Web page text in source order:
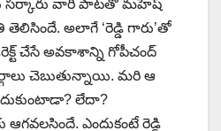
సర్కారు వారి పాటతో మహేష్
అలాగే ‘రెడ్డి గారు’తో
చేసే అవకాశాన్ని గోపీచంద్
చెబుతున్నాయి. మరి ఆ
లేదా?
ఎందుకంటే రెడ్డి